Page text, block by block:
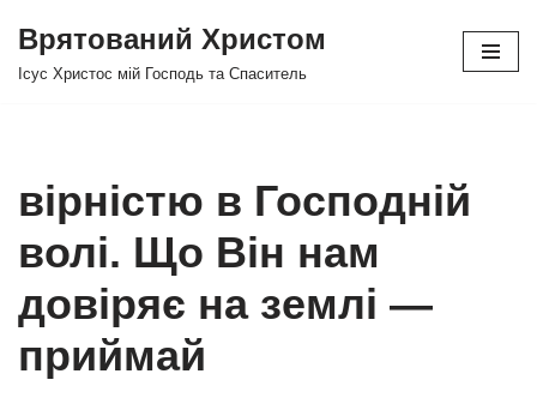
Перейти
Врятований Христом
Ісус Христос мій Господь та Спаситель
вірністю в Господній
волі. Що Він нам
довіряє на землі —
приймай